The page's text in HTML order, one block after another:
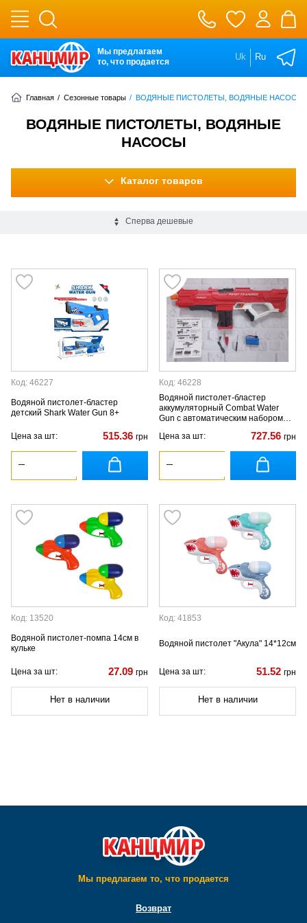
Мы предлагаем
то, что продается
Uk Ru
Главная / Сезонные товары / ВОДЯНЫЕ ПИСТОЛЕТЫ, ВОДЯНЫЕ НАСОСЫ
ВОДЯНЫЕ ПИСТОЛЕТЫ, ВОДЯНЫЕ
НАСОСЫ
Каталог товаров
Сперва дешевые
Код: 46227
Водяной пистолет-бластер
детский Shark Water Gun 8+
Цена за шт: 515.36 грн
Код: 46228
Водяной пистолет-бластер
аккумуляторный Combat Water
Gun с автоматическим набором
Цена за шт: 727.56 грн
Код: 13520
Водяной пистолет-помпа 14см в
кульке
Цена за шт: 27.09 грн
Нет в наличии
Код: 41853
Водяной пистолет "Акула" 14*12см
Цена за шт: 51.52 грн
Нет в наличии
Мы предлагаем то, что продается
Возврат